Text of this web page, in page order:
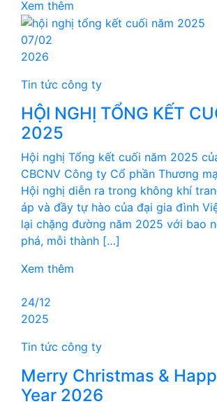
Xem thêm
07/02
2026
Tin tức công ty
HỘI NGHỊ TỔNG KẾT
2025
Hội nghị Tổng kết cuối năm 2025
CBCNV Công ty Cổ phần Thương
Hội nghị diễn ra trong không khí
áp và đầy tự hào của đại gia đình
lại chặng đường năm 2025 với bao
phá, mỗi thành […]
Xem thêm
24/12
2025
Tin tức công ty
Merry Christmas &
Year 2026